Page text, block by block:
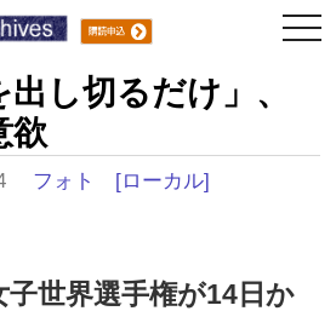
し切るだけ」、
欲
フォト [ローカル]
世界選手権が14日か